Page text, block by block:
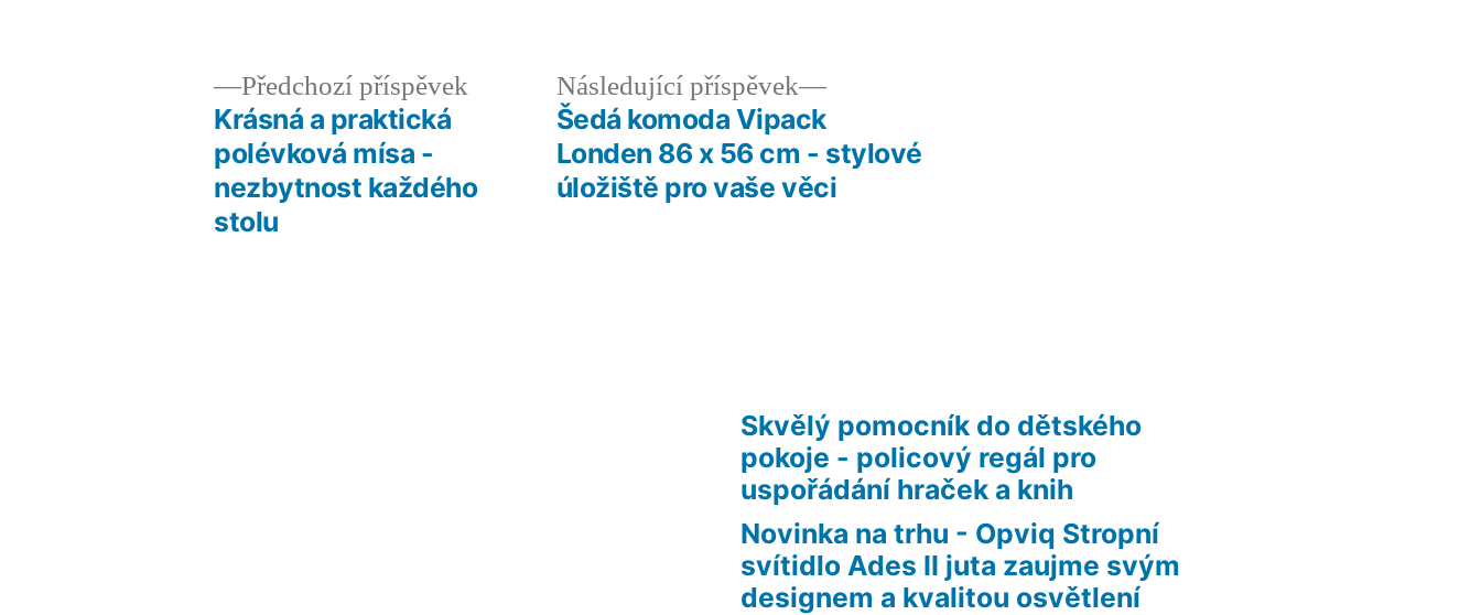
Navigace
Předchozí příspěvekPředchozí
příspěvek:
Krásná a praktická
polévková mísa -
nezbytnost každého
stolu
Následující příspěvek
Následující
příspěvek:
Šedá komoda Vipack
Londen 86 x 56 cm - stylové
úložiště pro vaše věci
Skvělý pomocník do dětského
pokoje - policový regál pro
uspořádání hraček a knih
Novinka na trhu - Opviq Stropní
svítidlo Ades II juta zaujme svým
designem a kvalitou osvětlení